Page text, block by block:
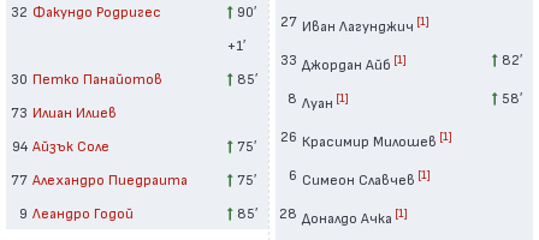
32 Факундо Родригес
90′
+1′
30 Петко Панайотов
85′
73 Илиан Илиев
94 Айзък Соле
75′
77 Алехандро Пиедраита
75′
9 Леандро Годой 85′
27 Иван Лагунджич [1]
33 Джордан Айб [1] 82′
8 Луан [1] 58′
26 Красимир Милошев [1]
6 Симеон Славчев [1]
28 Доналдо Ачка [1]